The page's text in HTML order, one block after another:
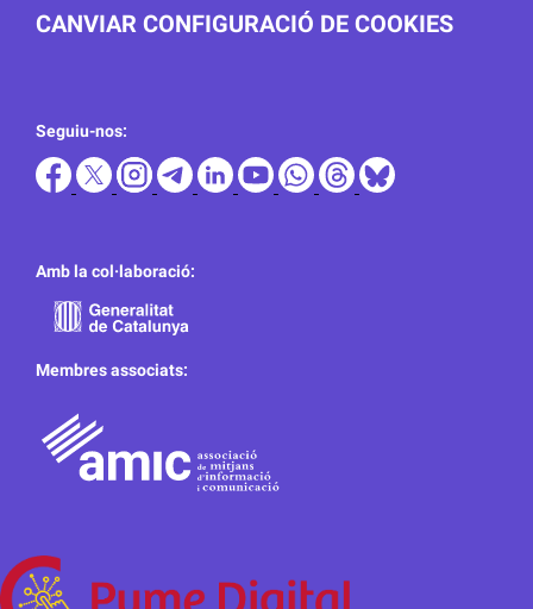
CANVIAR CONFIGURACIÓ DE COOKIES
Seguiu-nos:
Amb la col·laboració:
Membres associats: